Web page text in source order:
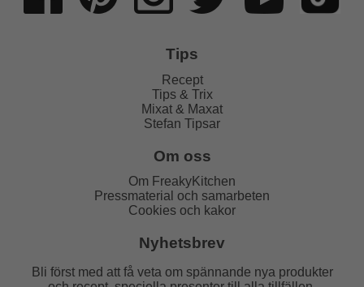
Tips
Recept
Tips & Trix
Mixat & Maxat
Stefan Tipsar
Om oss
Om FreakyKitchen
Pressmaterial och samarbeten
Cookies och kakor
Nyhetsbrev
Bli först med att få veta om spännande nya produkter